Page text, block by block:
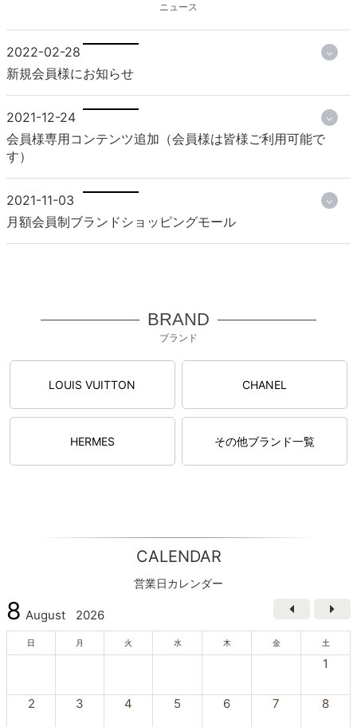
ニュース
2022-02-28
新規会員様にお知らせ
2021-12-24
会員様専用コンテンツ追加（会員様は皆様ご利用可能で
す）
2021-11-03
月額会員制ブランドショッピングモール
BRAND
ブランド
LOUIS VUITTON CHANEL
HERMES その他ブランド一覧
CALENDAR
営業日カレンダー
8 August 2026
日 月 火 水 木 金 土
1
2 3 4 5 6 7 8